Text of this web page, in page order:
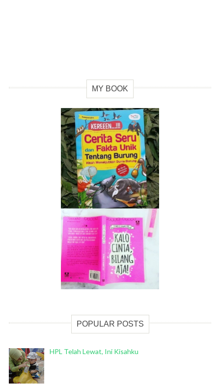
MY BOOK
POPULAR POSTS
HPL Telah Lewat, Ini Kisahku